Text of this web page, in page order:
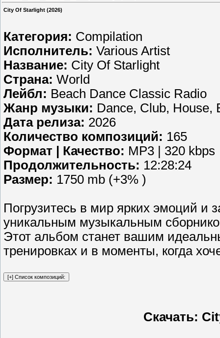
City Of Starlight (2026)
Категория: Compilation
Исполнитель: Various Artist
Название: City Of Starlight
Страна: World
Лейбл: Beach Dance Classic Radio
Жанр музыки: Dance, Club, House,
Дата релиза: 2026
Количество композиций: 165
Формат | Качество: MP3 | 320 kbps
Продолжительность: 12:28:24
Размер: 1750 mb (+3% )
Погрузитесь в мир ярких эмоций и
уникальным музыкальным
Этот альбом станет вашим
тренировках и в моменты, когда
Скачать: